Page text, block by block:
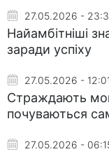
27.05.2026 -
Найамбітніші
заради успіху
27.05.2026 -
Страждають
почуваються
27.05.2026 -